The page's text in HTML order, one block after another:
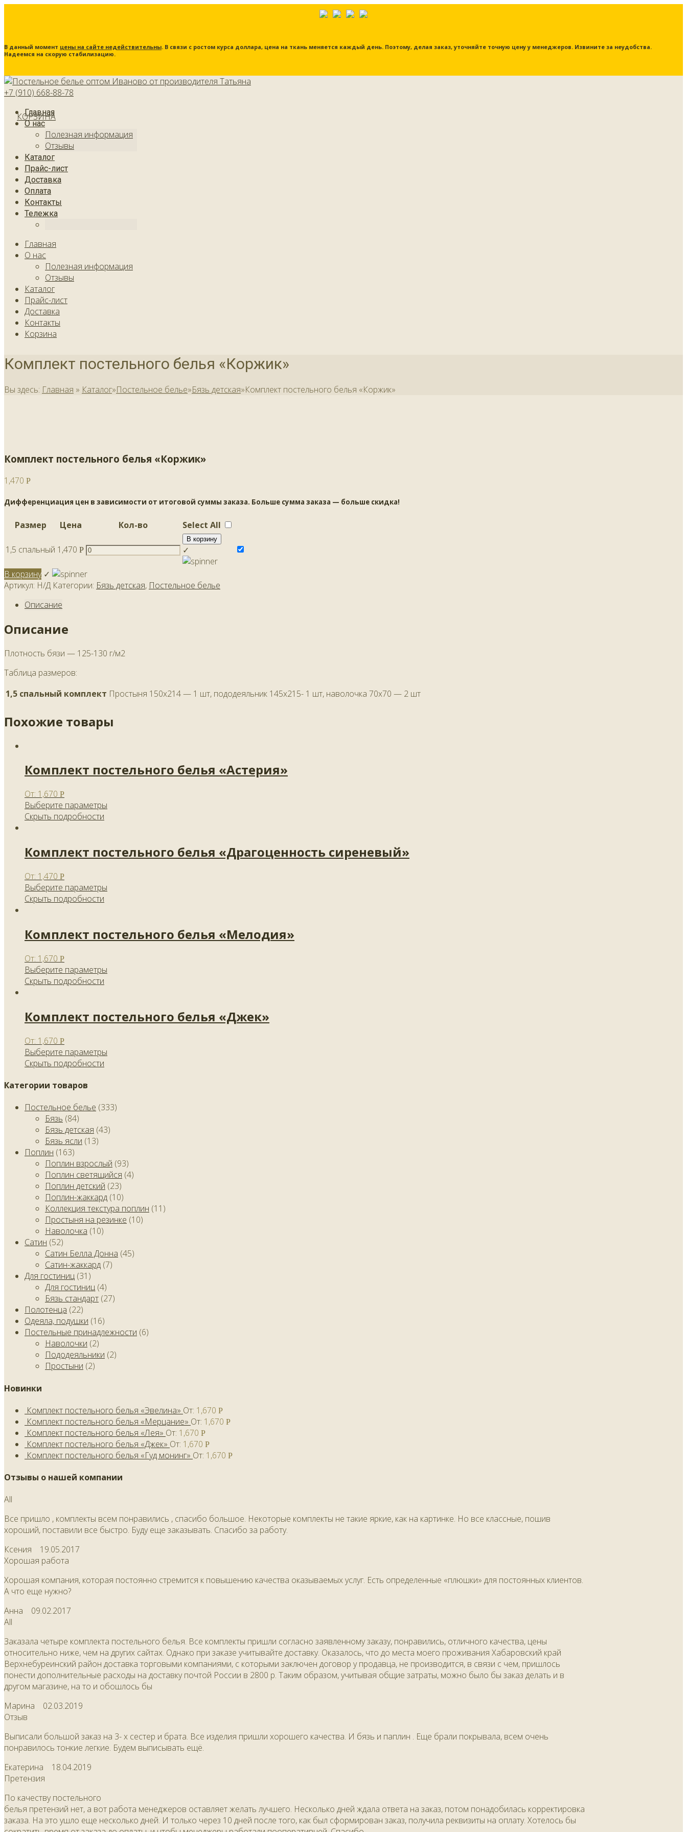
В данный момент цены на сайте недействительны. В связи с ростом курса доллара, цена на ткань меняется каждый день. Поэтому, делая заказ, уточняйте точную цену у менеджеров. Извините за неудобства.
Надеемся на скорую стабилизацию.
+7 (910) 668-88-78
КОРЗИНА
Главная
О нас
Полезная информация
Отзывы
Каталог
Прайс-лист
Доставка
Оплата
Контакты
Тележка
Главная
О нас
Полезная информация
Отзывы
Каталог
Прайс-лист
Доставка
Контакты
Корзина
Комплект постельного белья «Коржик»
Вы здесь: Главная » Каталог»Постельное белье»Бязь детская»Комплект постельного белья «Коржик»
Комплект постельного белья «Коржик»
1,470 Р
Дифференциация цен в зависимости от итоговой суммы заказа. Больше сумма заказа — больше скидка!
Размер Цена Кол-во Select All
1,5 спальный 1,470 Р
В корзину
✓
В корзину ✓
Артикул: Н/Д Категории: Бязь детская, Постельное белье
Описание
Описание
Плотность бязи — 125-130 г/м2
Таблица размеров:
1,5 спальный комплект Простыня 150х214 — 1 шт, пододеяльник 145х215- 1 шт, наволочка 70х70 — 2 шт
Похожие товары
Комплект постельного белья «Астерия»
От: 1,670 Р
Выберите параметры
Скрыть подробности
Комплект постельного белья «Драгоценность сиреневый»
От: 1,470 Р
Выберите параметры
Скрыть подробности
Комплект постельного белья «Мелодия»
От: 1,670 Р
Выберите параметры
Скрыть подробности
Комплект постельного белья «Джек»
От: 1,670 Р
Выберите параметры
Скрыть подробности
Категории товаров
Постельное белье (333)
Бязь (84)
Бязь детская (43)
Бязь ясли (13)
Поплин (163)
Поплин взрослый (93)
Поплин светящийся (4)
Поплин детский (23)
Поплин-жаккард (10)
Коллекция текстура поплин (11)
Простыня на резинке (10)
Наволочка (10)
Сатин (52)
Сатин Белла Донна (45)
Сатин-жаккард (7)
Для гостиниц (31)
Для гостиниц (4)
Бязь стандарт (27)
Полотенца (22)
Одеяла, подушки (16)
Постельные принадлежности (6)
Наволочки (2)
Пододеяльники (2)
Простыни (2)
Новинки
Комплект постельного белья «Эвелина» От: 1,670 Р
Комплект постельного белья «Мерцание» От: 1,670 Р
Комплект постельного белья «Лея» От: 1,670 Р
Комплект постельного белья «Джек» От: 1,670 Р
Комплект постельного белья «Гуд монинг» От: 1,670 Р
Отзывы о нашей компании
All
Все пришло , комплекты всем понравились , спасибо большое. Некоторые комплекты не такие яркие, как на картинке. Но все классные, пошив
хороший, поставили все быстро. Буду еще заказывать. Спасибо за работу.
Ксения 19.05.2017
Хорошая работа
Хорошая компания, которая постоянно стремится к повышению качества оказываемых услуг. Есть определенные «плюшки» для постоянных клиентов.
А что еще нужно?
Анна 09.02.2017
All
Заказала четыре комплекта постельного белья. Все комплекты пришли согласно заявленному заказу, понравились, отличного качества, цены
относительно ниже, чем на других сайтах. Однако при заказе учитывайте доставку. Оказалось, что до места моего проживания Хабаровский край
Верхнебуреинский район доставка торговыми компаниями, с которыми заключен договор у продавца, не производится, в связи с чем, пришлось
понести дополнительные расходы на доставку почтой России в 2800 р. Таким образом, учитывая общие затраты, можно было бы заказ делать и в
другом магазине, на то и обошлось бы
Марина 02.03.2019
Отзыв
Выписали большой заказ на 3- х сестер и брата. Все изделия пришли хорошего качества. И бязь и паплин . Еще брали покрывала, всем очень
понравилось тонкие легкие. Будем выписывать ещё.
Екатерина 18.04.2019
Претензия
По качеству постельного
белья претензий нет, а вот работа менеджеров оставляет желать лучшего. Несколько дней ждала ответа на заказ, потом понадобилась корректировка
заказа. На это ушло еще несколько дней. И только через 10 дней после того, как был сформирован заказ, получила реквизиты на оплату. Хотелось бы